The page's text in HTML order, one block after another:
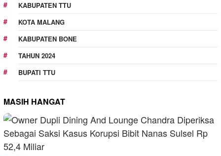
KABUPATEN TTU
KOTA MALANG
KABUPATEN BONE
TAHUN 2024
BUPATI TTU
MASIH HANGAT